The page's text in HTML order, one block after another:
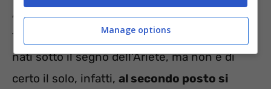
Al primo posto dei segni zodiacali più
fortunati durate la settimana vi sono quelli
nati sotto il segno dell’Ariete, ma non è di
certo il solo, infatti, al secondo posto si
Manage options